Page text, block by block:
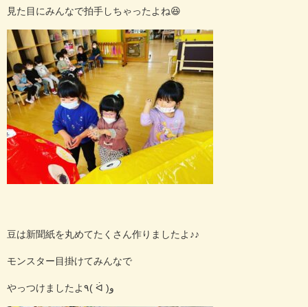
見た目にみんなで拍手しちゃったよね😆
豆は新聞紙を丸めてたくさん作りましたよ♪♪
モンスター目掛けてみんなで
やっつけましたよ٩( ᐛ )و